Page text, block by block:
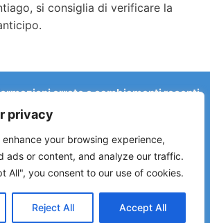
privacy
enhance your browsing experience,
ads or content, and analyze our traffic.
All", you consent to our use of cookies.
Reject All Accept All
si consiglia di verificare la
errate o cambiamenti recenti
ostelli chiusi, allagamenti, deviazioni,
cambiamenti aiutano a mantenere la
guida aggiornata.
indica la tappa corrispondente.